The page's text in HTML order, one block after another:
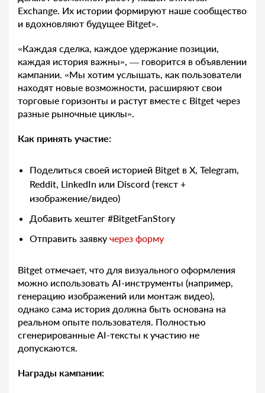
Exchange. Их истории формируют наше сообщество
и вдохновляют будущее Bitget».
«Каждая сделка, каждое удержание позиции,
каждая история важны», — говорится в объявлении
кампании. «Мы хотим услышать, как пользователи
находят новые возможности, расширяют свои
торговые горизонты и растут вместе с Bitget через
разные рыночные циклы».
Как принять участие:
Поделиться своей историей Bitget в X, Telegram,
Reddit, LinkedIn или Discord (текст +
изображение/видео)
Добавить хештег #BitgetFanStory
Отправить заявку через форму
Bitget отмечает, что для визуального оформления
можно использовать AI-инструменты (например,
генерацию изображений или монтаж видео),
однако сама история должна быть основана на
реальном опыте пользователя. Полностью
сгенерированные AI-тексты к участию не
допускаются.
Награды кампании: